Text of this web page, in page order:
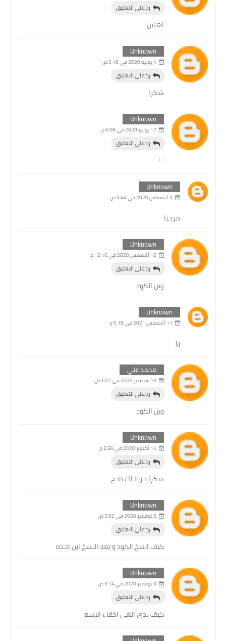
اهلين
رد على التعليق
Unknown
4 يوليو 2020 في 5:18 ص
شكرا
رد على التعليق
Unknown
17 يوليو 2020 في 6:08 م
ۥٰ ۥٰ
رد على التعليق
Unknown
3 أغسطس 2020 في 3:44 ص
مرحبا
Unknown
12 أغسطس 2020 في 12:16 م
وين الكود
رد على التعليق
Unknown
11 أغسطس 2021 في 5:18 م
Jjj
محمد علي
10 سبتمبر 2020 في 1:07 ص
وين الكود
رد على التعليق
Unknown
14 أكتوبر 2020 في 2:56 م
شكرا جزيلا لك ناجح
رد على التعليق
Unknown
3 نوفمبر 2020 في 2:02 ص
كيف انسخ الكود و بعد النسخ اين احده
رد على التعليق
Unknown
9 نوفمبر 2020 في 9:14 ص
كيف بدي الغي اخفاء الاسم
رد على التعليق